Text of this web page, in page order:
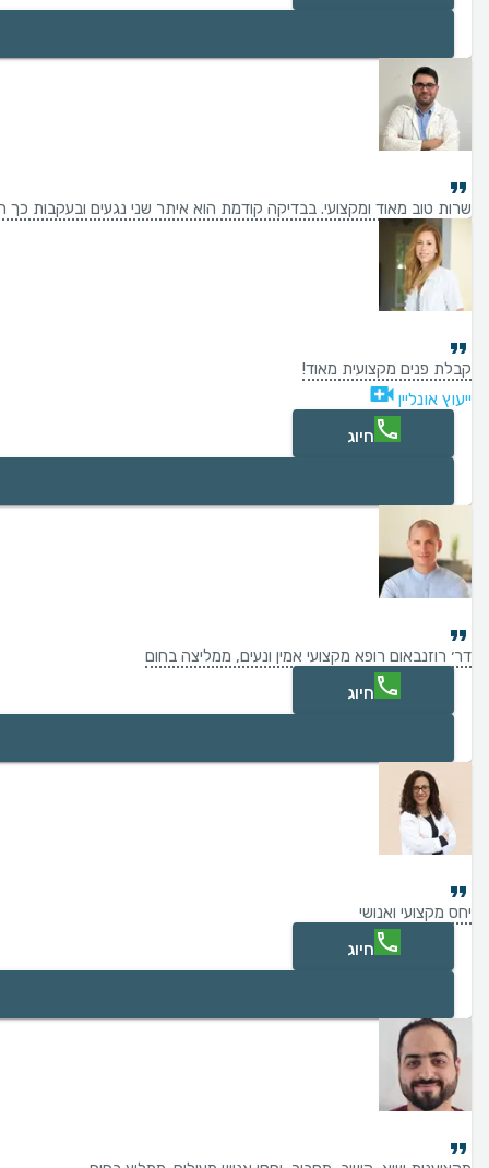
שרות טוב מאוד ומקצועי. בבדיקה קודמת הוא איתר שני נגעים ובעקבות כך
קבלת פנים מקצועית מאוד!
ייעוץ אונליין
חיוג
דר׳ רוזנבאום רופא מקצועי אמין ונעים, ממליצה בחום
חיוג
יחס מקצועי ואנושי
חיוג